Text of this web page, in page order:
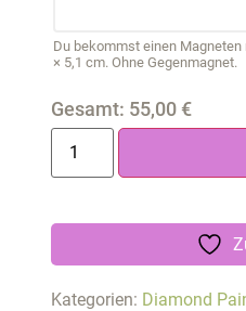
Du bekommst einen
× 5,1 cm. Ohne Gegenmagnet.
Gesamt: 55,00 €
Kategorien: Diamond